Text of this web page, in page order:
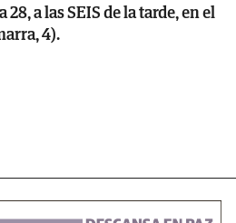
a las SEIS de la tarde, en el
4).